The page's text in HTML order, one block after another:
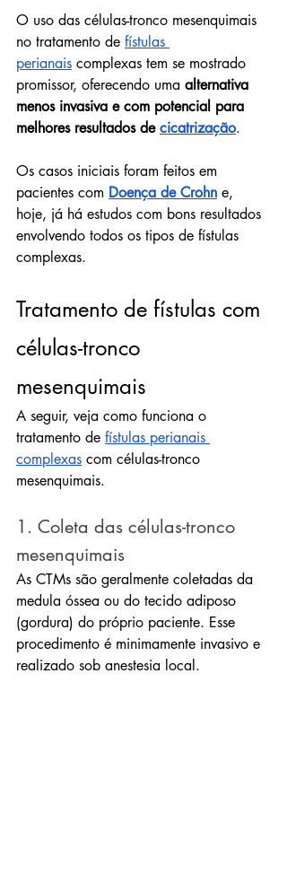
O uso das células-tronco mesenquimais
no tratamento de fístulas
perianais complexas tem se mostrado
promissor, oferecendo uma alternativa
menos invasiva e com potencial para
melhores resultados de cicatrização.
Os casos iniciais foram feitos em
pacientes com Doença de Crohn e,
hoje, já há estudos com bons resultados
envolvendo todos os tipos de fístulas
complexas.
Tratamento de fístulas com
células-tronco
mesenquimais
A seguir, veja como funciona o
tratamento de fístulas perianais
complexas com células-tronco
mesenquimais.
1. Coleta das células-tronco
mesenquimais
As CTMs são geralmente coletadas da
medula óssea ou do tecido adiposo
(gordura) do próprio paciente. Esse
procedimento é minimamente invasivo e
realizado sob anestesia local.